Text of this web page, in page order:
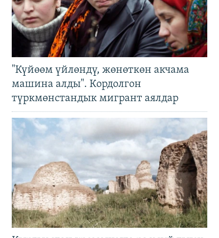
"Күйөөм үйлөндү, жөнөткөн акчама
машина алды". Кордолгон
түркмөнстандык мигрант аялдар